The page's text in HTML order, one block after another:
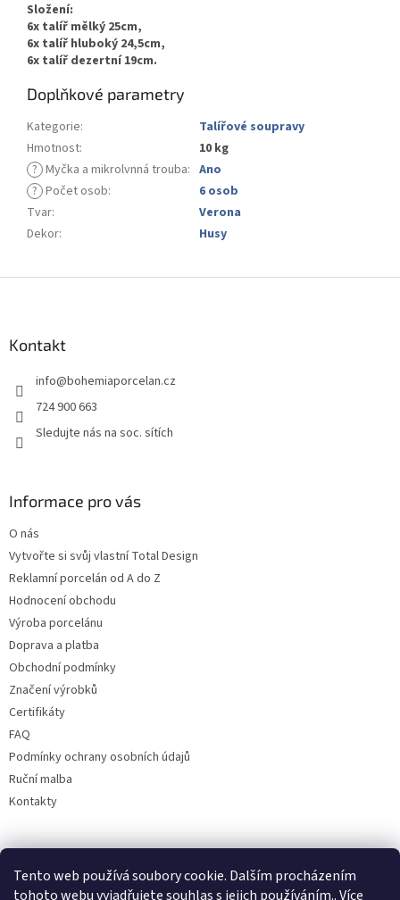
Tento web používá soubory cookie. Dalším procházením
tohoto webu vyjadřujete souhlas s jejich používáním.. Více
Složení:
6x talíř mělký 25cm,
6x talíř hluboký 24,5cm,
6x talíř dezertní 19cm.
Doplňkové parametry
Kategorie:
Talířové soupravy
Hmotnost:
10 kg
? Myčka a mikrolvnná trouba: Ano
? Počet osob:
6 osob
Tvar:
Verona
Dekor: Husy
Kontakt
info@bohemiaporcelan.cz
724 900 663
Sledujte nás na soc. sítích
Informace pro vás
O nás
Vytvořte si svůj vlastní Total Design
Reklamní porcelán od A do Z
Hodnocení obchodu
Výroba porcelánu
Doprava a platba
Obchodní podmínky
Značení výrobků
Certifikáty
FAQ
Podmínky ochrany osobních údajů
Ruční malba
Kontakty
Facebook